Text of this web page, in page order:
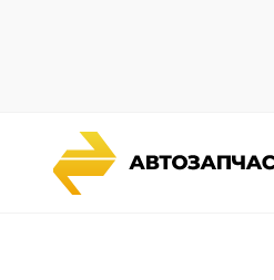
Каталог запчастей